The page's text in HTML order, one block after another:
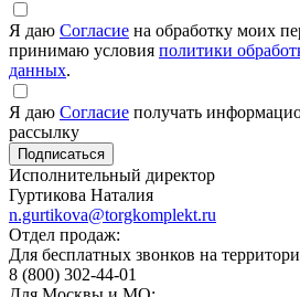
Я даю Согласие на обработку моих
принимаю условия политики
данных.
Я даю Согласие получать
рассылку
Исполнительный директор
Гуртикова Наталия
n.gurtikova@torgkomplekt.ru
Отдел продаж:
Для бесплатных звонков на
8 (800) 302-44-01